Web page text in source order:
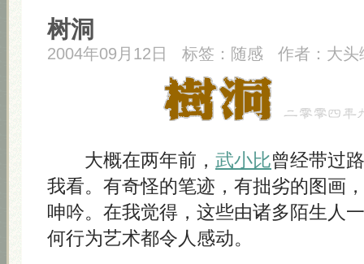
树洞
2004年09月12日 标签： 随感 作者： 大头
大概在两年前， 武小比曾经带过
我看。有奇怪的笔迹，有拙劣的图画
呻吟。在我觉得，这些由诸多陌生人
何行为艺术都令人感动。